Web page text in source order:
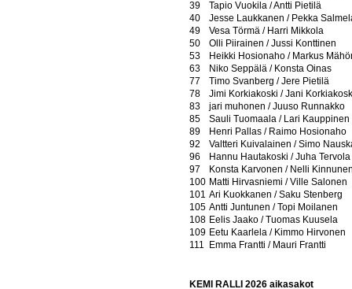
39
Tapio Vuokila / Antti Pietilä
40
Jesse Laukkanen / Pekka
49
Vesa Törmä / Harri Mikkola
50
Olli Piirainen / Jussi Konttinen
53
Heikki Hosionaho / Markus
63
Niko Seppälä / Konsta Oinas
77
Timo Svanberg / Jere Pietilä
78
Jimi Korkiakoski / Jani
83
jari muhonen / Juuso Runnakko
85
Sauli Tuomaala / Lari Kauppinen
89
Henri Pallas / Raimo Hosionaho
92
Valtteri Kuivalainen / Simo
96
Hannu Hautakoski / Juha Tervola
97
Konsta Karvonen / Nelli
100 Matti Hirvasniemi / Ville Salonen
101 Ari Kuokkanen / Saku Stenberg
105 Antti Juntunen / Topi Moilanen
108 Eelis Jaako / Tuomas Kuusela
109 Eetu Kaarlela / Kimmo Hirvonen
111
Emma Frantti / Mauri Frantti
KEMI RALLI 2026 aikasakot